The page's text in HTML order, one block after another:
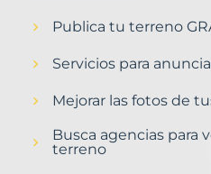
Publica tu terreno
Servicios para
Mejorar las fotos de
Busca agencias para
terreno